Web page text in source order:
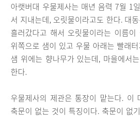
아랫버대 우물제사는 매년 음력 7월 1
서 지내는데, 오릿물이라고도 한다. 대
흘러갔다고 해서 오릿물이라는 이름
위쪽으로 샘이 있고 우물 아래는 빨래
샘 위에는 향나무가 있는데, 마을에서
한다.
우물제사의 제관은 통장이 맡는다. 이
축문이 없는 것이 특징이다. 축문이 없